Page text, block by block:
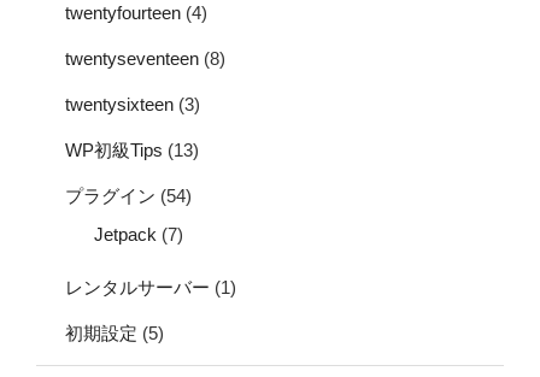
twentyfourteen (4)
twentyseventeen (8)
twentysixteen (3)
WP初級Tips (13)
プラグイン (54)
Jetpack (7)
レンタルサーバー (1)
初期設定 (5)